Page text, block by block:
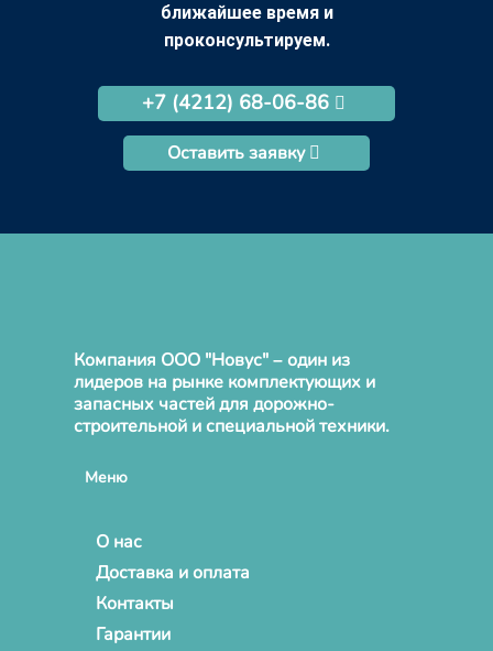
ближайшее время и
проконсультируем.
+7 (4212) 68-06-86
Оставить заявку
Компания ООО "Новус" – один из
лидеров на рынке комплектующих и
запасных частей для дорожно-
строительной и специальной техники.
Меню
О нас
Доставка и оплата
Контакты
Гарантии